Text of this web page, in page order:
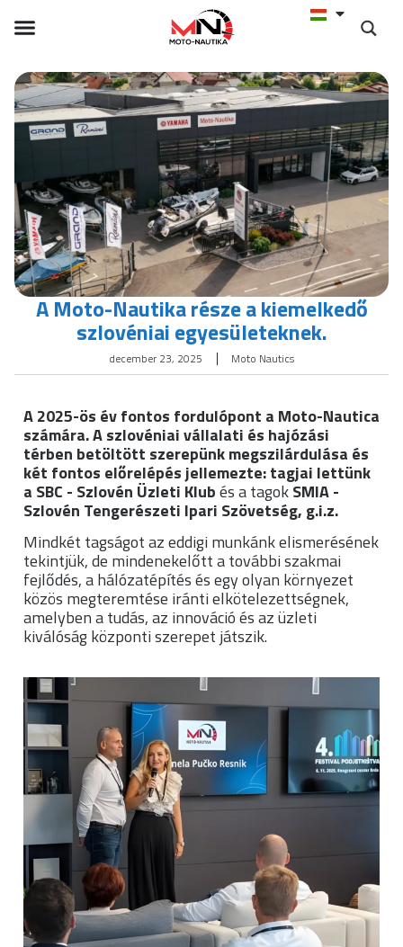
A Moto-Nautika része a kiemelkedő
szlovéniai egyesületeknek.
december 23, 2025 Moto Nautics
A 2025-ös év fontos fordulópont a Moto-Nautica
számára. A szlovéniai vállalati és hajózási
térben betöltött szerepünk megszilárdulása és
két fontos előrelépés jellemezte: tagjai lettünk
a SBC - Szlovén Üzleti Klubés a tagokSMIA -
Szlovén Tengerészeti Ipari Szövetség, g.i.z.
Mindkét tagságot az eddigi munkánk elismerésének
tekintjük, de mindenekelőtt a további szakmai
fejlődés, a hálózatépítés és egy olyan környezet
közös megteremtése iránti elkötelezettségnek,
amelyben a tudás, az innováció és az üzleti
kiválóság központi szerepet játszik.